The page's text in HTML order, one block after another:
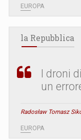
EUROPA
la Repubblica
I droni
un
Radosław Tomasz
EUROPA